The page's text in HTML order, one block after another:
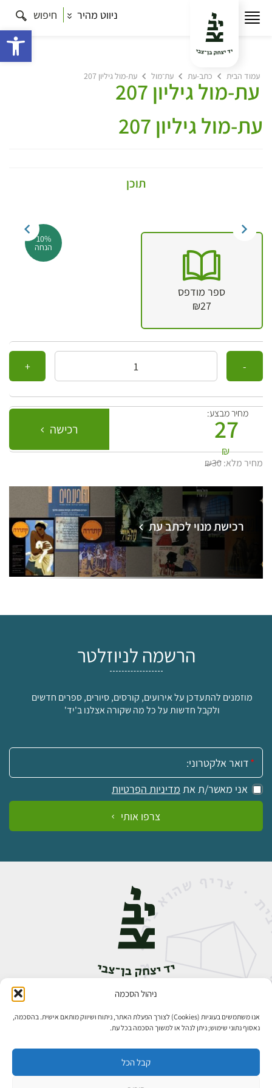
ניהול הסכמה
אנו משתמשים בעוגיות (Cookies) לצורך הפעלת האתר, ניתוח ושיווק מותאם אישית. בהסכמה,
נאסוף נתוני שימוש; ניתן לנהל או למשוך הסכמה בכל עת.
קבל הכל
ניווט מהיר חיפוש
עמוד הבית כתב-עת עת־מול עת-מול גיליון 207
עת-מול גיליון 207
עת-מול גיליון 207
תוכן
10%
הנחה
ספר מודפס
₪27
כמות
מחיר מבצע:
27
₪
רכישה
מחיר מלא:₪30
רכישת מנוי לכתב עת
הרשמה לניוזלטר
מוזמנים להתעדכן על אירועים, קורסים, סיורים, ספרים חדשים
ולקבל חדשות על כל מה שקורה אצלנו ב'יד'
אימייל:
אני מאשר/ת את מדיניות הפרטיות
צרפו אותי
אבן גבירול 14, רחביה, ירושלים